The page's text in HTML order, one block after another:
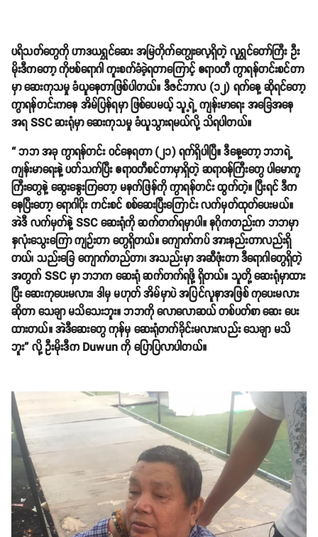
ပရိသတ်တွေကို ဟာဒယရွှင်ဆေး အမြဲတိုက်ကျွေးလေ့ရှိတဲ့ လူရွှင်တော်ကြီး ဦး
မိုးဒီကတော့ ကိုဗစ်ရောဂါ ကူးစက်ခံခဲ့ရတာကြောင့် ဧရာဝတီ ကွာရန်တင်းစင်တာ
မှာ ဆေးကုသမှု ခံယူနေတာဖြစ်ပါတယ်။ ဒီဇင်ဘာလ (၁၂) ရက်နေ့ ဆိုရင်တော့
ကွာရန်တင်းကနေ အိမ်ပြန်ရမှာ ဖြစ်ပေမယ့် သူ့ရဲ့ ကျန်းမာရေး အခြေအနေ
အရ SSC ဆးရုံမှာ ဆေးကုသမှု ခံယူသွားရမယ်လို့ သိရပါတယ်။
“ ဘဘ အခု ကွာရန်တင်း ဝင်နေရတာ (၂၁) ရက်ရှိပါပြီ။ ဒီနေ့တော့ ဘဘရဲ့
ကျန်းမာရေးနဲ့ ပတ်သက်ပြီး ဧရာဝတီစင်တာမှာရှိတဲ့ ဆရာဝန်ကြီးတွေ ပါမောက္ခ
ကြီးတွေနဲ့ ဆွေးနွေးကြတော့ မနက်ဖြန်ကို ကွာရန်တင်း ထွက်တဲ့။ ပြီးရင် ဒီက
နေပြီးတော့ ရောဂါပိုး ကင်းစင် စစ်ဆေးပြီးကြောင်း လက်မှတ်ထုတ်ပေးမယ်။
အဲဒီ လက်မှတ်နဲ့ SSC ဆေးရုံကို ဆက်တက်ရမှာပါ။ နဂိုကတည်းက ဘဘမှာ
နှလုံးသွေးကြော ကျဉ်းတာ တွေရှိတယ်။ ကျောက်ကပ် အားနည်းတာလည်းရှိ
တယ်၊ သည်းခြေ ကျောက်တည်တာ၊ အသည်းမှာ အဆီဖုံးတာ ဒီရောဂါတွေရှိတဲ့
အတွက် SSC မှာ ဘဘက ဆေးရုံ ဆက်တက်ရဖို့ ရှိတယ်။ သူတို့ ဆေးရုံမှာထား
ပြီး ဆေးကုပေးမလား၊ ဒါမှ မဟုတ် အိမ်မှာပဲ အပြင်လူနာအဖြစ် ကုပေးမလား
ဆိုတာ သေချာ မသိသေးဘူး။ ဘဘကို လောလောဆယ် တစ်ပတ်စာ ဆေး ပေး
ထားတယ်။ အဲဒီဆေးတွေ ကုန်မှ ဆေးရုံတက်ခိုင်းမလားလည်း သေချာ မသိ
ဘူး” လို့ ဦးမိုးဒီက Duwun ကို ပြောပြလာပါတယ်။